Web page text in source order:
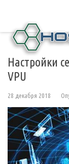
Настройки
VPU
28 декабря 2018